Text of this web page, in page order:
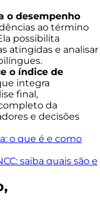
o desempenho
ao término
possibilita
atingidas e analisar
o índice de
integra
final,
da
e decisões
o que é e como
saiba quais são e